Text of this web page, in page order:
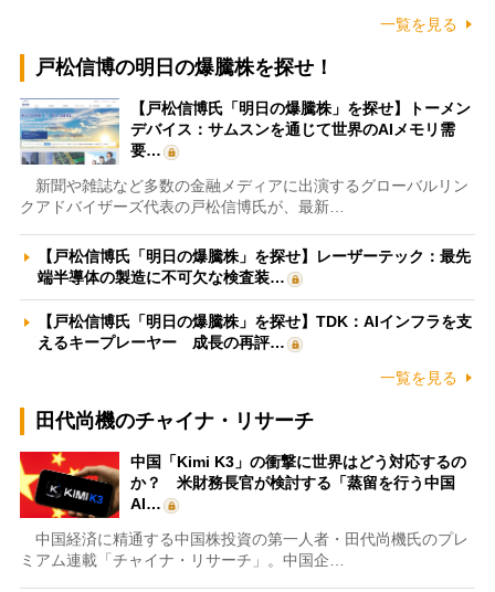
一覧を見る
戸松信博の明日の爆騰株を探せ！
【戸松信博氏「明日の爆騰株」を探せ】トーメン
デバイス：サムスンを通じて世界のAIメモリ需
要…
新聞や雑誌など多数の金融メディアに出演するグローバルリン
クアドバイザーズ代表の戸松信博氏が、最新…
【戸松信博氏「明日の爆騰株」を探せ】レーザーテック：最先
端半導体の製造に不可欠な検査装…
【戸松信博氏「明日の爆騰株」を探せ】TDK：AIインフラを支
えるキープレーヤー 成長の再評…
一覧を見る
田代尚機のチャイナ・リサーチ
中国「Kimi K3」の衝撃に世界はどう対応するの
か？ 米財務長官が検討する「蒸留を行う中国
AI…
中国経済に精通する中国株投資の第一人者・田代尚機氏のプレ
ミアム連載「チャイナ・リサーチ」。中国企…